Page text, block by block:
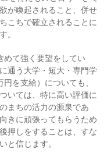
が喚起されること、併せ
こちで確立されることに
。
めて強く要望をしてい
通う大学・短大・専門学
を支給）についても、
いては、特に高い評価に
まちの活力の源泉であ
きに頑張ってもらうため
押しをすることは、すな
と信じます。